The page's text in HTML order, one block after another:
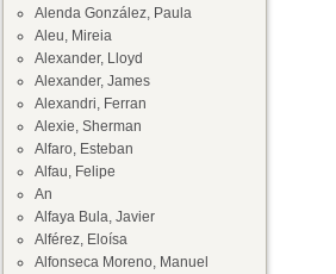
Alenda González, Paula
Aleu, Mireia
Alexander, Lloyd
Alexander, James
Alexandri, Ferran
Alexie, Sherman
Alfaro, Esteban
Alfau, Felipe
An
Alfaya Bula, Javier
Alférez, Eloísa
Alfonseca Moreno, Manuel